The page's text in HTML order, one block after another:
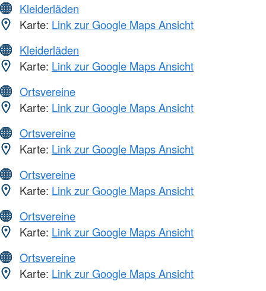
Kleiderläden
Karte: Link zur Google Maps Ansicht
Kleiderläden
Karte: Link zur Google Maps Ansicht
Ortsvereine
Karte: Link zur Google Maps Ansicht
Ortsvereine
Karte: Link zur Google Maps Ansicht
Ortsvereine
Karte: Link zur Google Maps Ansicht
Ortsvereine
Karte: Link zur Google Maps Ansicht
Ortsvereine
Karte: Link zur Google Maps Ansicht